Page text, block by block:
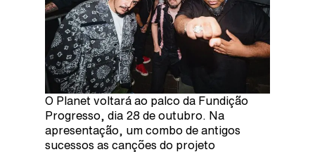
O Planet voltará ao palco da Fundição
Progresso, dia 28 de outubro. Na
apresentação, um combo de antigos
sucessos as canções do projeto